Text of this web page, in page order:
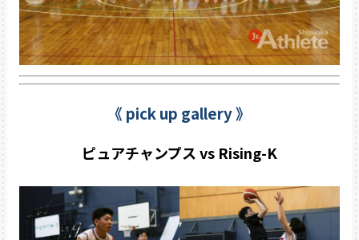
《 pick up gallery 》
ピュアチャンプス vs Rising-K